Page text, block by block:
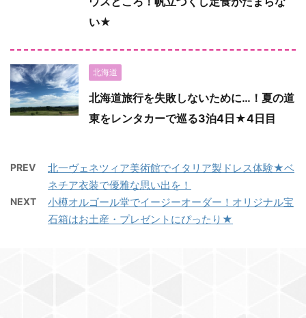
い★
北海道
北海道旅行を失敗しないために…！夏の道
東をレンタカーで巡る3泊4日★4日目
PREV
北一ヴェネツィア美術館でイタリア製ドレス体験★ベ
ネチア衣装で優雅な思い出を！
NEXT
小樽オルゴール堂でイージーオーダー！オリジナル宝
石箱はお土産・プレゼントにぴったり★